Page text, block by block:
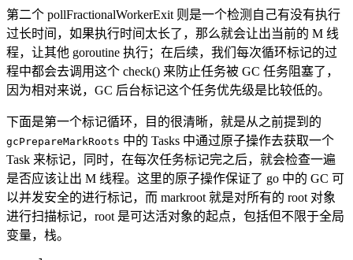
第二个 pollFractionalWorkerExit 则是一个检测自己有没有执行
过长时间，如果执行时间太长了，那么就会让出当前的 M 线
程，让其他 goroutine 执行；在后续，我们每次循环标记的过
程中都会去调用这个 check() 来防止任务被 GC 任务阻塞了，
因为相对来说，GC 后台标记这个任务优先级是比较低的。
下面是第一个标记循环，目的很清晰，就是从之前提到的
gcPrepareMarkRoots 中的 Tasks 中通过原子操作去获取一个
Task 来标记，同时，在每次任务标记完之后，就会检查一遍
是否应该让出 M 线程。这里的原子操作保证了 go 中的 GC 可
以并发安全的进行标记，而 markroot 就是对所有的 root 对象
进行扫描标记，root 是可达活对象的起点，包括但不限于全局
变量，栈。